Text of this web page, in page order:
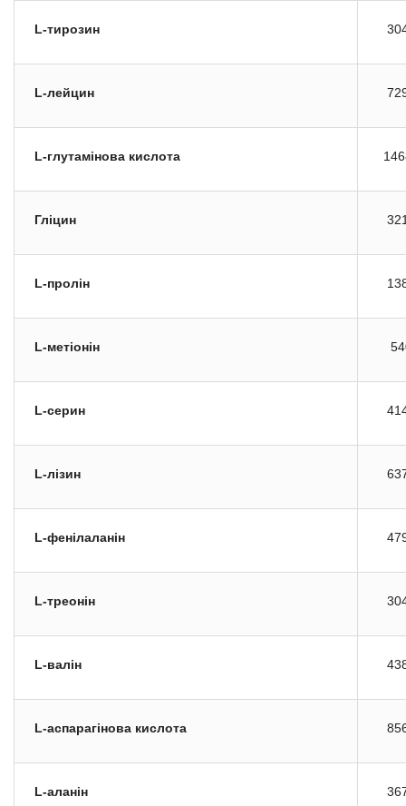
L-тирозин
L-лейцин
L-глутамінова кислота
Гліцин
L-пролін
L-метіонін
L-серин
L-лізин
L-фенілаланін
L-треонін
L-валін
L-аспарагінова кислота
L-аланін